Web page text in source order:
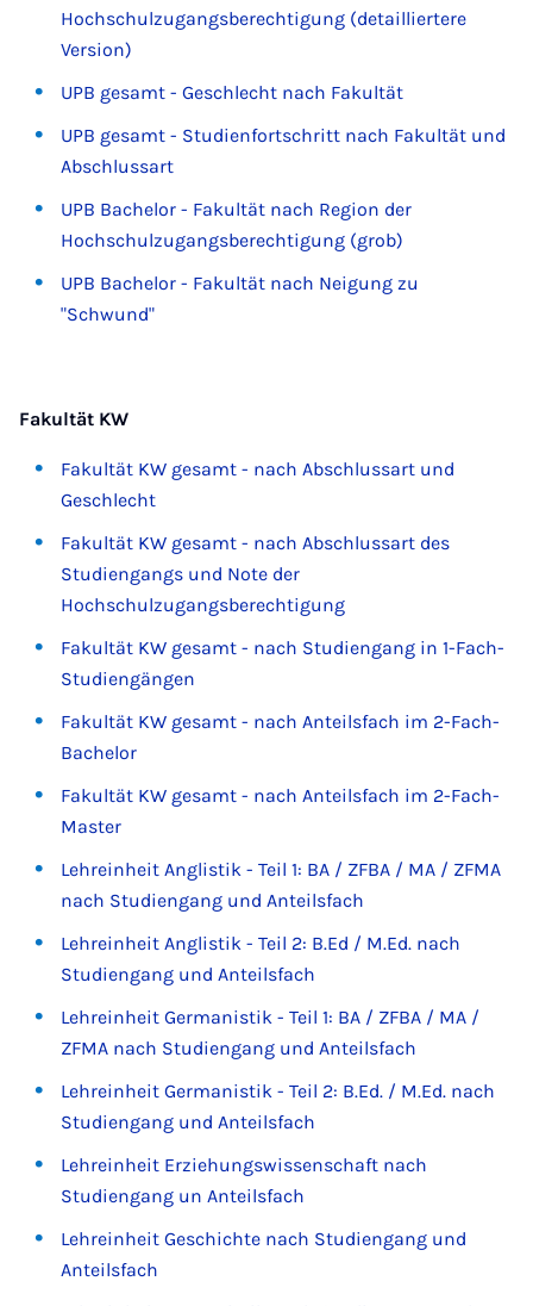
Hochschulzugangsberechtigung (detailliertere
Version)
UPB gesamt - Geschlecht nach Fakultät
UPB gesamt - Studienfortschritt nach Fakultät und
Abschlussart
UPB Bachelor - Fakultät nach Region der
Hochschulzugangsberechtigung (grob)
UPB Bachelor - Fakultät nach Neigung zu
"Schwund"
Fakultät KW
Fakultät KW gesamt - nach Abschlussart und
Geschlecht
Fakultät KW gesamt - nach Abschlussart des
Studiengangs und Note der
Hochschulzugangsberechtigung
Fakultät KW gesamt - nach Studiengang in 1-Fach-
Studiengängen
Fakultät KW gesamt - nach Anteilsfach im 2-Fach-
Bachelor
Fakultät KW gesamt - nach Anteilsfach im 2-Fach-
Master
Lehreinheit Anglistik - Teil 1: BA / ZFBA / MA / ZFMA
nach Studiengang und Anteilsfach
Lehreinheit Anglistik - Teil 2: B.Ed / M.Ed. nach
Studiengang und Anteilsfach
Lehreinheit Germanistik - Teil 1: BA / ZFBA / MA /
ZFMA nach Studiengang und Anteilsfach
Lehreinheit Germanistik - Teil 2: B.Ed. / M.Ed. nach
Studiengang und Anteilsfach
Lehreinheit Erziehungswissenschaft nach
Studiengang un Anteilsfach
Lehreinheit Geschichte nach Studiengang und
Anteilsfach